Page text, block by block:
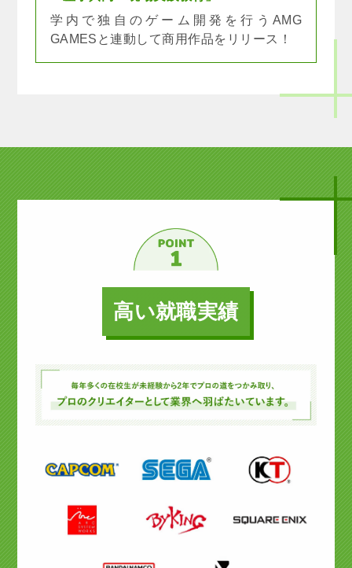
学内で独自のゲーム開発を行うAMG
GAMESと連動して商用作品をリリース！
高い就職実績